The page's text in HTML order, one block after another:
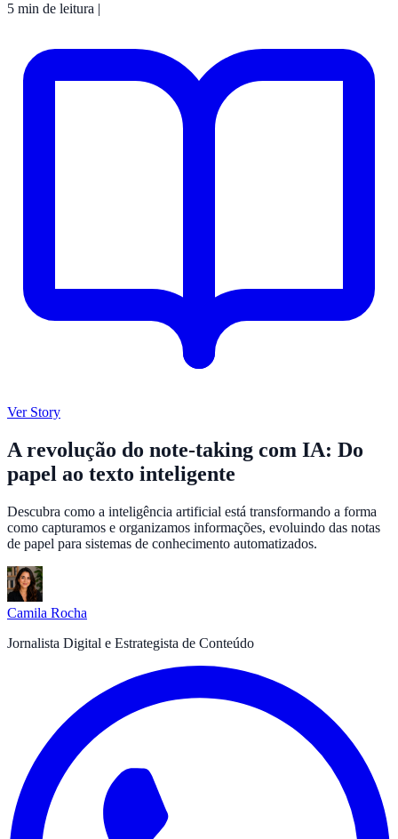
5 min de leitura |
Ver Story
A revolução do note-taking com IA: Do
papel ao texto inteligente
Descubra como a inteligência artificial está transformando a forma
como capturamos e organizamos informações, evoluindo das notas
de papel para sistemas de conhecimento automatizados.
Camila Rocha
Jornalista Digital e Estrategista de Conteúdo